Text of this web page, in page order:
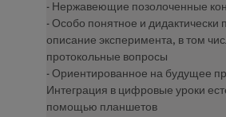
- Нержавеющие позолоченные
- Особо понятное и дидактически
описание эксперимента, в том
протокольные вопросы
- Ориентированное на будущее
Интеграция в цифровые уроки
помощью планшетов